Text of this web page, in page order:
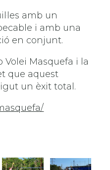
amb un
i amb una
en conjunt.
Volei Masquefa i la
que aquest
un èxit total.